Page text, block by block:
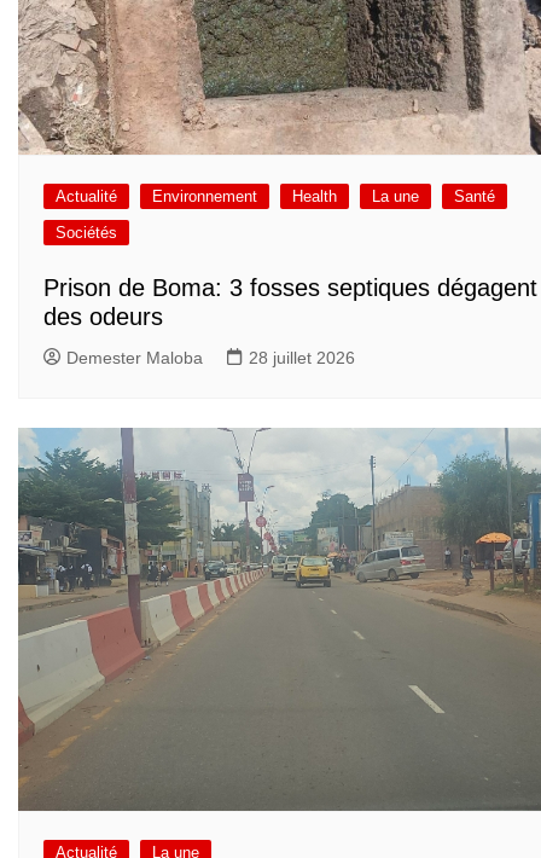
Actualité Environnement Health La une
Santé
Sociétés
Prison de Boma: 3 fosses septiques dégagent
des odeurs
Demester Maloba 28 juillet 2026
Actualité La une